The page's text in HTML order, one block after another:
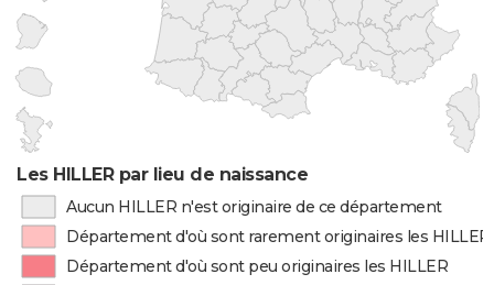
Les HILLER par lieu de naissance
Aucun HILLER n'est originaire de ce département
Département d'où sont rarement originaires les HILLER
Département d'où sont peu originaires les HILLER